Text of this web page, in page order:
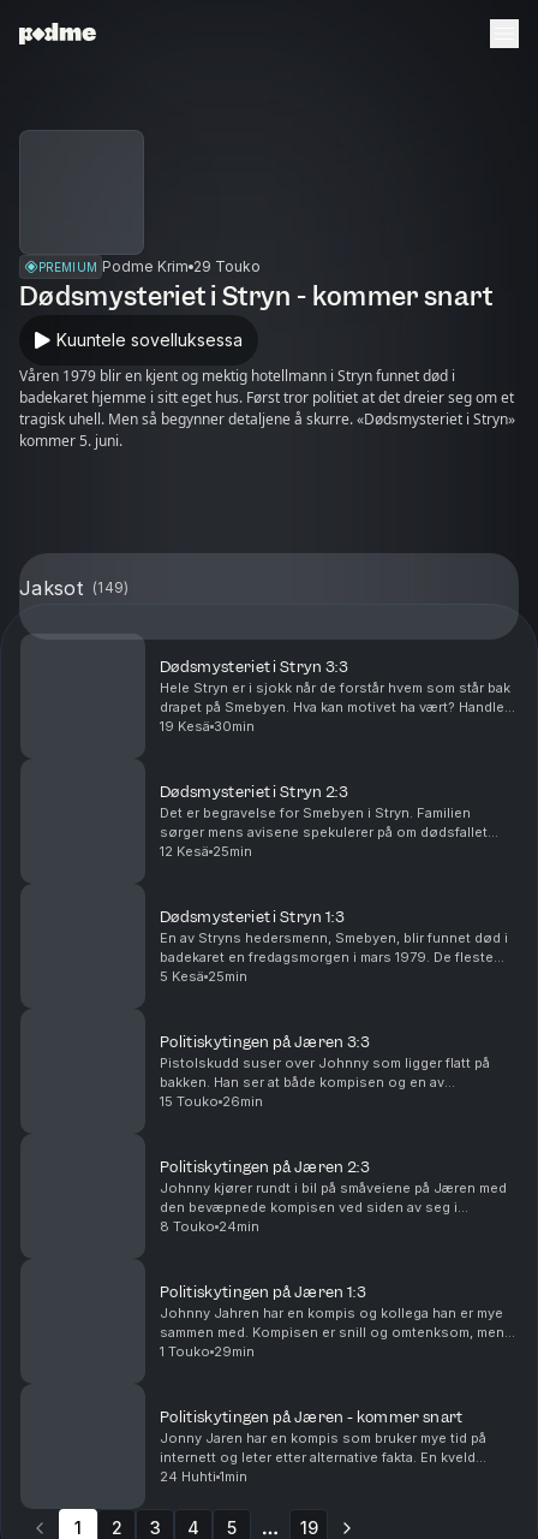
PREMIUM Podme Krim 29 Touko
Dødsmysteriet i Stryn - kommer snart
Kuuntele sovelluksessa
Våren 1979 blir en kjent og mektig hotellmann i Stryn funnet død i
badekaret hjemme i sitt eget hus. Først tror politiet at det dreier seg om et
tragisk uhell. Men så begynner detaljene å skurre. «Dødsmysteriet i Stryn»
kommer 5. juni.
Jaksot (149)
Dødsmysteriet i Stryn 3:3
Hele Stryn er i sjokk når de forstår hvem som står bak
drapet på Smebyen. Hva kan motivet ha vært? Handlet
det om penger, eller noe helt annet? Produsert av
19 Kesä 30min
Dødsmysteriet i Stryn 2:3
Det er begravelse for Smebyen i Stryn. Familien
sørger mens avisene spekulerer på om dødsfallet
skyldes en ulykke eller et drap. En ung
12 Kesä 25min
Dødsmysteriet i Stryn 1:3
En av Stryns hedersmenn, Smebyen, blir funnet død i
badekaret en fredagsmorgen i mars 1979. De fleste
regner med at det er en ulykke, men da kona kommer
5 Kesä 25min
Politiskytingen på Jæren 3:3
Pistolskudd suser over Johnny som ligger flatt på
bakken. Han ser at både kompisen og en av
politibetjentene blir truffet av skudd. Johnny forsøker
15 Touko 26min
Politiskytingen på Jæren 2:3
Johnny kjører rundt i bil på småveiene på Jæren med
den bevæpnede kompisen ved siden av seg i
passasjersetet. Johnnys håp er at de skal møte en
8 Touko 24min
Politiskytingen på Jæren 1:3
Johnny Jahren har en kompis og kollega han er mye
sammen med. Kompisen er snill og omtenksom, men
han er også opptatt av konspirasjonsteorier og
1 Touko 29min
Politiskytingen på Jæren - kommer snart
Jonny Jaren har en kompis som bruker mye tid på
internett og leter etter alternative fakta. En kveld
dukker kompisen hans opp på døren til Jonny, med en
24 Huhti 1min
1 2 3 4 5 19